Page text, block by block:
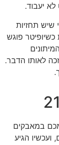
יעבוד.
שיש תחזיות
פוגש
לאותו הדבר.
במאבקים
הגיע